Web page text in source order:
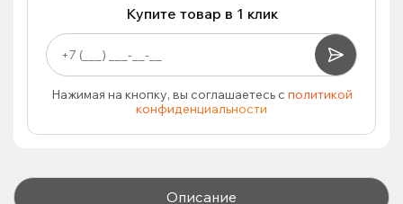
Купите товар в 1 клик
Нажимая на кнопку, вы соглашаетесь с политикой
конфиденциальности
Описание